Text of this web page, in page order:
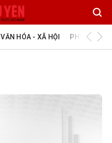
VĂN HÓA - XÃ HỘI PHÚ YÊN -